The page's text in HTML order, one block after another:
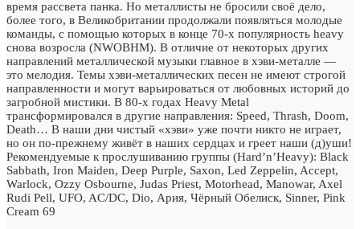
время рассвета панка. Но металлисты не бросили своё дело,
более того, в Великобритании продолжали появляться молодые
команды, с помощью которых в конце 70-х популярность heavy
снова возросла (NWOBHM). В отличие от некоторых других
направлений металлической музыки главное в хэви-металле —
это мелодия. Темы хэви-металлических песен не имеют строгой
направленности и могут варьироваться от любовных историй до
загробной мистики. В 80-х годах Heavy Metal
трансформировался в другие направления: Speed, Thrash, Doom,
Death… В наши дни чистый «хэви» уже почти никто не играет,
но он по-прежнему живёт в наших сердцах и греет наши (д)уши!
Рекомендуемые к прослушиванию группы (Hard’n’Heavy): Black
Sabbath, Iron Maiden, Deep Purple, Saxon, Led Zeppelin, Accept,
Warlock, Ozzy Osbourne, Judas Priest, Motorhead, Manowar, Axel
Rudi Pell, UFO, AC/DC, Dio, Ария, Чёрный Обелиск, Sinner, Pink
Cream 69